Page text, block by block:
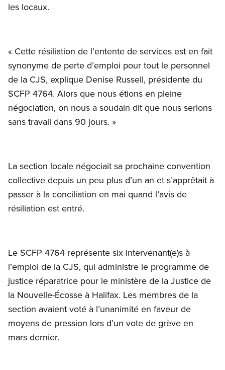
les locaux.
« Cette résiliation de l’entente de services est en fait
synonyme de perte d’emploi pour tout le personnel
de la CJS, explique Denise Russell, présidente du
SCFP 4764. Alors que nous étions en pleine
négociation, on nous a soudain dit que nous serions
sans travail dans 90 jours. »
La section locale négociait sa prochaine convention
collective depuis un peu plus d’un an et s’apprêtait à
passer à la conciliation en mai quand l’avis de
résiliation est entré.
Le SCFP 4764 représente six intervenant(e)s à
l’emploi de la CJS, qui administre le programme de
justice réparatrice pour le ministère de la Justice de
la Nouvelle-Écosse à Halifax. Les membres de la
section avaient voté à l’unanimité en faveur de
moyens de pression lors d’un vote de grève en
mars dernier.